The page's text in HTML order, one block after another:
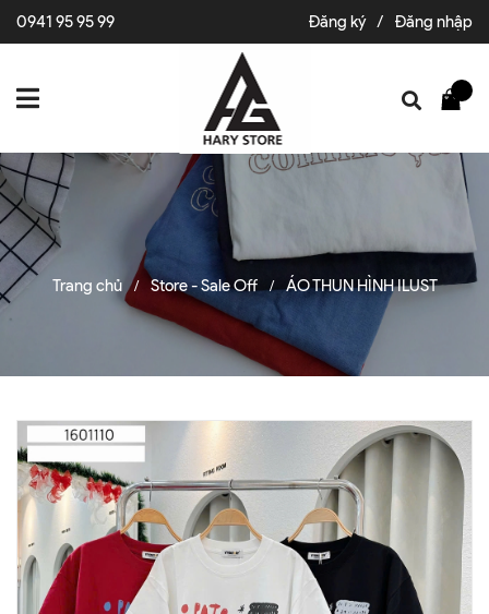
0941 95 95 99 Đăng ký / Đăng nhập
Trang chủ / Store - Sale Off / ÁO THUN HÌNH ILUST